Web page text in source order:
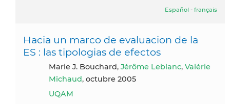
Español - français
Hacia un marco de evaluacion de la
ES : las tipologias de efectos
Marie J. Bouchard, Jérôme Leblanc, Valérie
Michaud, octubre 2005
UQAM